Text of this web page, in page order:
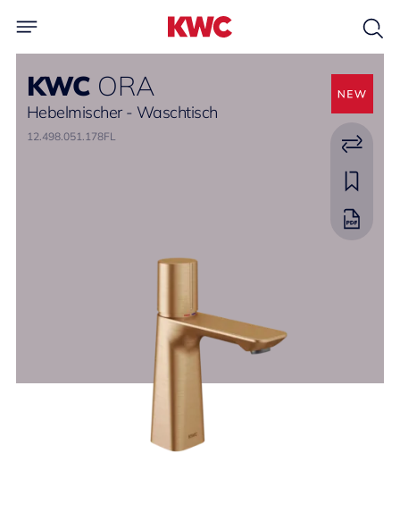
KWC ORA
Hebelmischer - Waschtisch
12.498.051.178FL